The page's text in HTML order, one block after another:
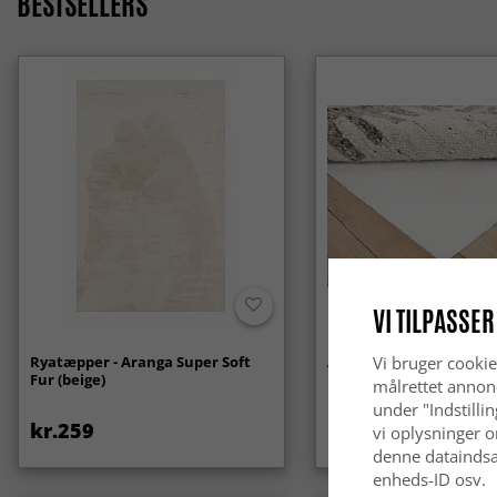
Ryatæpper - Aranga Super Soft
Fur (beige)
kr.259
Anti-slip/Skridsikker
kr.119
VI
Vi bruger
målrettet
under
vi oplysninger
denne
enheds-ID osv.